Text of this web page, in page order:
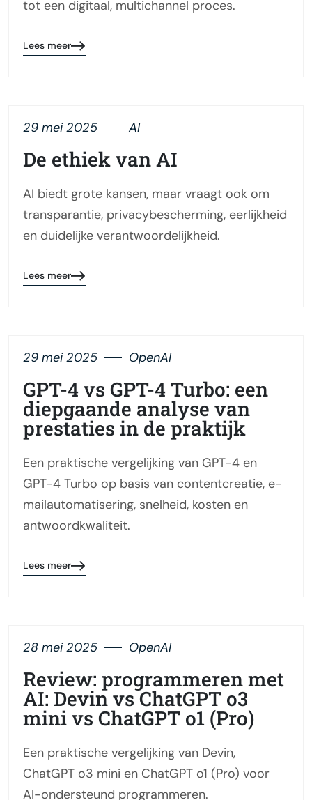
tot een digitaal, multichannel proces.
Lees meer
29 mei 2025 AI
De ethiek van AI
AI biedt grote kansen, maar vraagt ook om
transparantie, privacybescherming, eerlijkheid
en duidelijke verantwoordelijkheid.
Lees meer
29 mei 2025 OpenAI
GPT-4 vs GPT-4 Turbo: een
diepgaande analyse van
prestaties in de praktijk
Een praktische vergelijking van GPT-4 en
GPT-4 Turbo op basis van contentcreatie, e-
mailautomatisering, snelheid, kosten en
antwoordkwaliteit.
Lees meer
28 mei 2025 OpenAI
Review: programmeren met
AI: Devin vs ChatGPT o3
mini vs ChatGPT o1 (Pro)
Een praktische vergelijking van Devin,
ChatGPT o3 mini en ChatGPT o1 (Pro) voor
AI-ondersteund programmeren.